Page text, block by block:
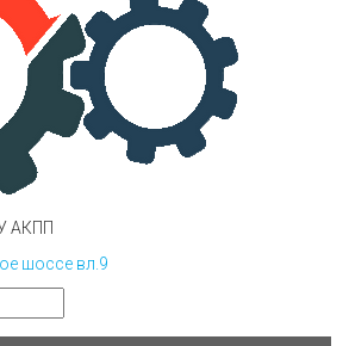
АКПП
шоссе вл.9